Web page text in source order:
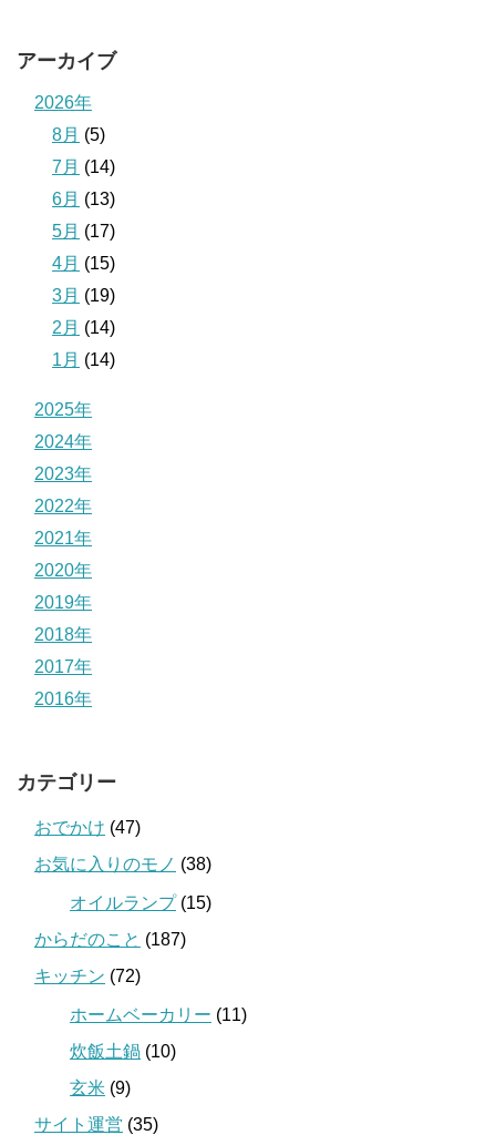
アーカイブ
2026年
8月 (5)
7月 (14)
6月 (13)
5月 (17)
4月 (15)
3月 (19)
2月 (14)
1月 (14)
2025年
2024年
2023年
2022年
2021年
2020年
2019年
2018年
2017年
2016年
カテゴリー
おでかけ (47)
お気に入りのモノ (38)
オイルランプ(15)
からだのこと (187)
キッチン (72)
ホームベーカリー (11)
炊飯土鍋 (10)
玄米 (9)
サイト運営 (35)